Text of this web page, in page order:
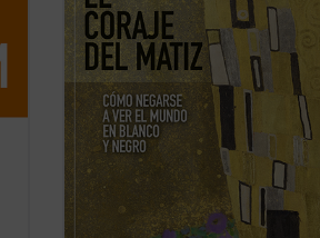
niegan a aceptar el «embrutecimiento»
de nuestro debate público y que quieren
preservar el ...(ver ficha)